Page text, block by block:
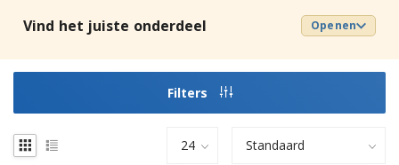
Vind het juiste onderdeel Openen
Filters